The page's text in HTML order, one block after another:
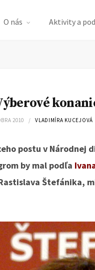
O nás Aktivity a
2010 VLADIMÍRA KUCEJOVÁ
postu v Národnej
by mal podľa
Štefánika,